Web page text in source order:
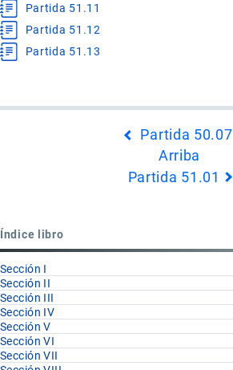
Partida 51.11
Partida 51.12
Partida 51.13
51
Partida 50.07
Arriba
Partida 51.01
Índice libro
Sección I
Sección II
Sección III
Sección IV
Sección V
Sección VI
Sección VII